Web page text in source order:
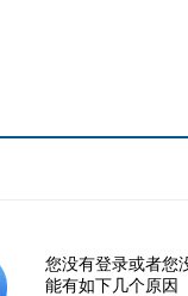
您没有登录或者您
能有如下几个原因